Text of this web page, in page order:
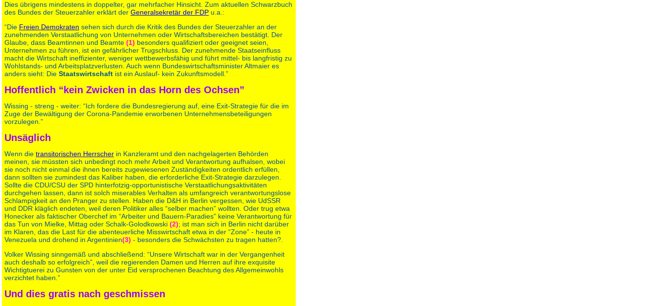
Dies übrigens mindestens in doppelter, gar mehrfacher Hinsicht. Zum aktuellen Schwarzbuch
des Bundes der Steuerzahler erklärt der Generalsekretär der FDP u.a.:
“Die Freien Demokraten sehen sich durch die Kritik des Bundes der Steuerzahler an der
zunehmenden Verstaatlichung von Unternehmen oder Wirtschaftsbereichen bestätigt. Der
Glaube, dass Beamtinnen und Beamte (1) besonders qualifiziert oder geeignet seien,
Unternehmen zu führen, ist ein gefährlicher Trugschluss. Der zunehmende Staatseinfluss
macht die Wirtschaft ineffizienter, weniger wettbewerbsfähig und führt mittel- bis langfristig zu
Wohlstands- und Arbeitsplatzverlusten. Auch wenn Bundeswirtschaftsminister Altmaier es
anders sieht: Die Staatswirtschaft ist ein Auslauf- kein Zukunftsmodell.”
Hoffentlich “kein Zwicken in das Horn des Ochsen”
Wissing - streng - weiter: “Ich fordere die Bundesregierung auf, eine Exit-Strategie für die im
Zuge der Bewältigung der Corona-Pandemie erworbenen Unternehmensbeteiligungen
vorzulegen.”
Unsäglich
Wenn die transitorischen Herrscher in Kanzleramt und den nachgelagerten Behörden
meinen, sie müssten sich unbedingt noch mehr Arbeit und Verantwortung aufhalsen, wobei
sie noch nicht einmal die ihnen bereits zugewiesenen Zuständigkeiten ordentlich erfüllen,
dann sollten sie zumindest das Kaliber haben, die erforderliche Exit-Strategie darzulegen.
Sollte die CDU/CSU der SPD hinterfotzig-opportunistische Verstaatlichungsaktivitäten
durchgehen lassen, dann ist solch miserables Verhalten als umfangreich verantwortungslose
Schlampigkeit an den Pranger zu stellen. Haben die D&H in Berlin vergessen, wie UdSSR
und DDR kläglich endeten, weil deren Politiker alles “selber machen” wollten. Oder trug etwa
Honecker als faktischer Oberchef im “Arbeiter und Bauern-Paradies” keine Verantwortung für
das Tun von Mielke, Mittag oder Schalk-Golodkowski (2); ist man sich in Berlin nicht darüber
im Klaren, das die Last für die abenteuerliche Misswirtschaft etwa in der “Zone” - heute in
Venezuela und drohend in Argentinien(3) - besonders die Schwächsten zu tragen hatten?.
Volker Wissing sinngemäß und abschließend: “Unsere Wirtschaft war in der Vergangenheit
auch deshalb so erfolgreich”, weil die regierenden Damen und Herren auf ihre exquisite
Wichtigtuerei zu Gunsten von der unter Eid versprochenen Beachtung des Allgemeinwohls
verzichtet haben.”
Und dies gratis nach geschmissen